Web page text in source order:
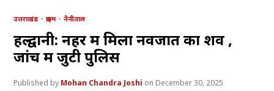
उत्तराखंड क्राइम नैनीताल
हल्द्वानी: नहर में मिला नवजात का शव ,
जांच में जुटी पुलिस
Mohan Chandra Joshi December 30, 2025